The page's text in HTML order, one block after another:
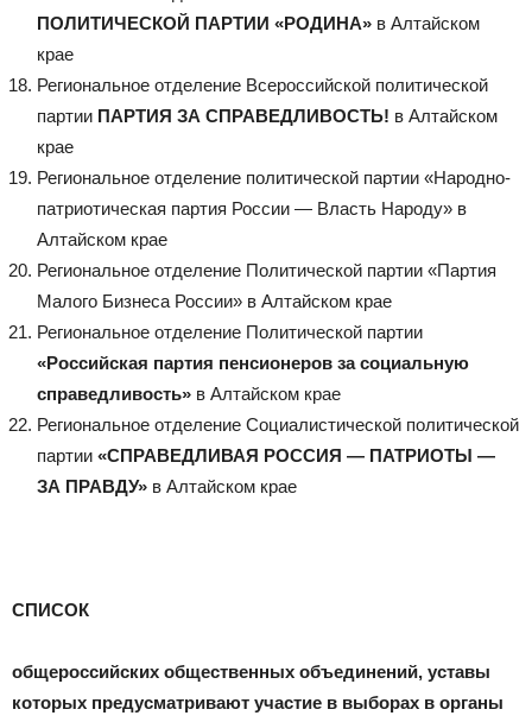
ПОЛИТИЧЕСКОЙ ПАРТИИ «РОДИНА» в Алтайском
крае
Региональное отделение Всероссийской политической
партии ПАРТИЯ ЗА СПРАВЕДЛИВОСТЬ! в Алтайском
крае
Региональное отделение политической партии «Народно-
патриотическая партия России — Власть Народу» в
Алтайском крае
Региональное отделение Политической партии «Партия
Малого Бизнеса России» в Алтайском крае
Региональное отделение Политической партии
«Российская партия пенсионеров за социальную
справедливость» в Алтайском крае
Региональное отделение Социалистической политической
партии «СПРАВЕДЛИВАЯ РОССИЯ — ПАТРИОТЫ —
ЗА ПРАВДУ» в Алтайском крае
СПИСОК
общероссийских общественных объединений, уставы
которых предусматривают участие в выборах в органы